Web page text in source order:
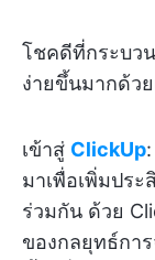
โชคดีที่กระบว
ง่ายขึ้นมากด้ว
เข้าสู่ ClickUp
มาเพื่อเพิ่มปร
ร่วมกัน ด้วย
ของกลยุทธ์กา